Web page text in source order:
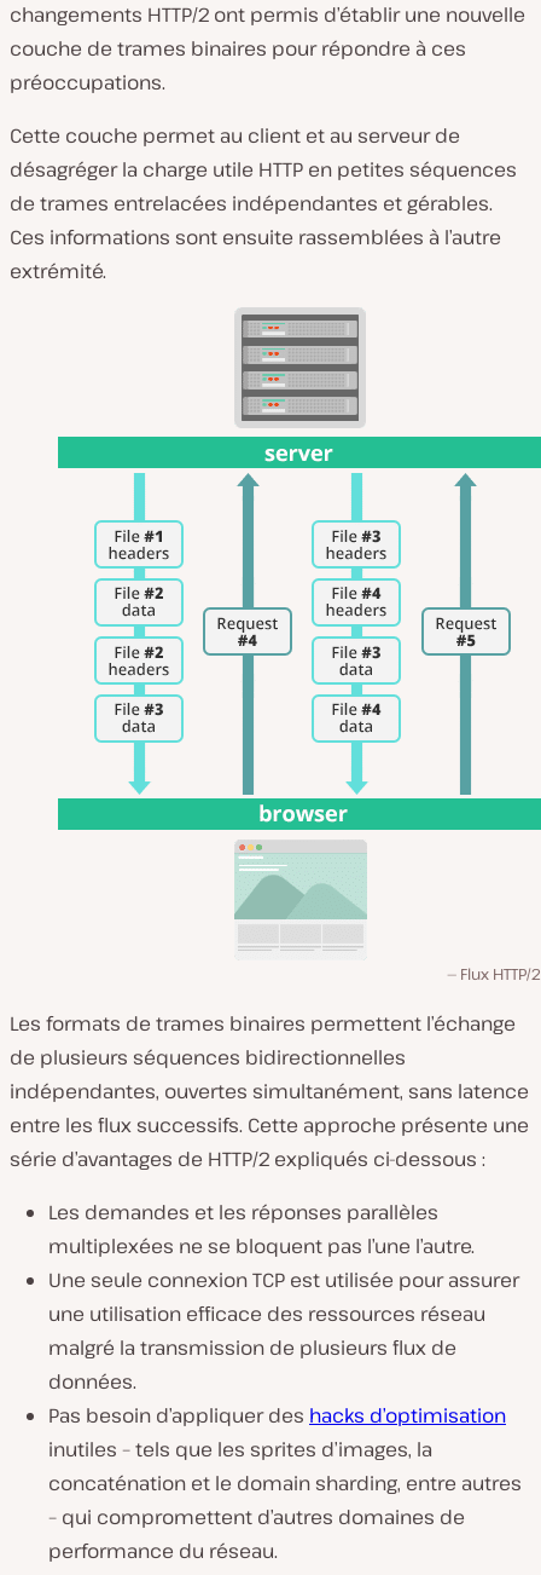
changements HTTP/2 ont permis d’établir une nouvelle
couche de trames binaires pour répondre à ces
préoccupations.
Cette couche permet au client et au serveur de
désagréger la charge utile HTTP en petites séquences
de trames entrelacées indépendantes et gérables.
Ces informations sont ensuite rassemblées à l’autre
extrémité.
Flux HTTP/2
Les formats de trames binaires permettent l’échange
de plusieurs séquences bidirectionnelles
indépendantes, ouvertes simultanément, sans latence
entre les flux successifs. Cette approche présente une
série d’avantages de HTTP/2 expliqués ci-dessous :
Les demandes et les réponses parallèles
multiplexées ne se bloquent pas l’une l’autre.
Une seule connexion TCP est utilisée pour assurer
une utilisation efficace des ressources réseau
malgré la transmission de plusieurs flux de
données.
Pas besoin d’appliquer des hacks d’optimisation
inutiles – tels que les sprites d’images, la
concaténation et le domain sharding, entre autres
– qui compromettent d’autres domaines de
performance du réseau.